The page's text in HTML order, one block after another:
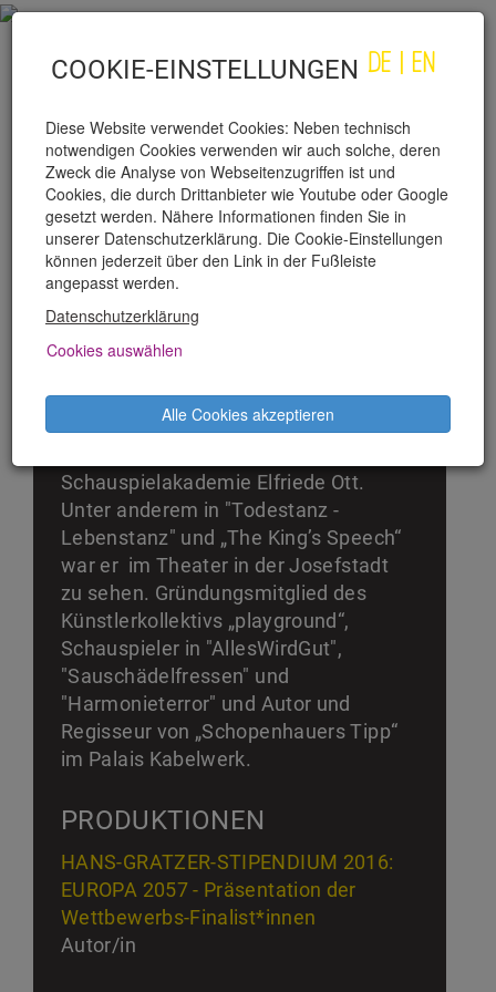
DE EN
WERNER MANUEL BRÄUER
Werner Manuel Bräuer wurde 1982 in
Wels geboren. Er spielte den Satan in
Kabarett Stadnikow und im
Akademietheater, danach
Schauspielakademie Elfriede Ott.
Unter anderem in "Todestanz -
Lebenstanz" und „The King’s Speech“
war er im Theater in der Josefstadt
zu sehen. Gründungsmitglied des
Künstlerkollektivs „playground“,
Schauspieler in "AllesWirdGut",
"Sauschädelfressen" und
"Harmonieterror" und Autor und
Regisseur von „Schopenhauers Tipp“
im Palais Kabelwerk.
PRODUKTIONEN
HANS-GRATZER-STIPENDIUM 2016:
EUROPA 2057 - Präsentation der
Wettbewerbs-Finalist*innen
Autor/in
COOKIE-EINSTELLUNGEN
Diese Website verwendet Cookies: Neben technisch
notwendigen Cookies verwenden wir auch solche, deren
Zweck die Analyse von Webseitenzugriffen ist und
Cookies, die durch Drittanbieter wie Youtube oder Google
gesetzt werden. Nähere Informationen finden Sie in
unserer Datenschutzerklärung. Die Cookie-Einstellungen
können jederzeit über den Link in der Fußleiste
angepasst werden.
Datenschutzerklärung
Cookies auswählen
Alle Cookies akzeptieren